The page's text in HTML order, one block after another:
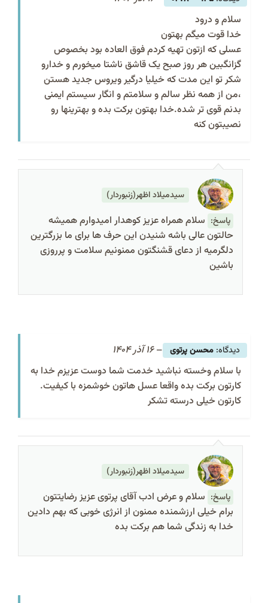
سلام و درود
خدا قوت میگم بهتون
عسلی که ازتون تهیه کردم فوق العاده بود بخصوص
گزانگبین هر روز صبح یک قاشق ناشتا میخورم و خدارو
شکر تو این مدت که خیلیا درگیر ویروس جدید هستن
،من از همه نظر سالم و سلامتم و انگار سیستم ایمنی
بدنم قوی تر شده.خدا بهتون برکت بده و بهترینها رو
نصیبتون کنه
سیدمیلاد اظهر(زنبوردار)
پاسخ: سلام همراه عزیز کوهدار امیدوارم همیشه
حالتون عالی باشه شنیدن این حرف ها برای ما بزرگترین
دلگرمیه از دعای قشنگتون ممنونیم سلامت و پرروزی
باشین
محسن پرتوی – 16 آذر 1404
با سلام وخسته نباشید خدمت شما دوست عزیزم خدا به
کارتون برکت بده واقعا عسل هاتون خوشمزه با کیفیت.
کارتون خیلی درسته تشکر
سیدمیلاد اظهر(زنبوردار)
پاسخ: سلام و عرض ادب آقای پرتوی عزیز رضایتتون
برام خیلی ارزشمنده ممنون از انرژی خوبی که بهم دادین
خدا به زندگی شما هم برکت بده